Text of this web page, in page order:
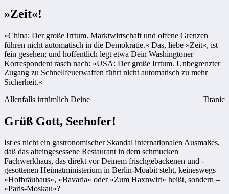
»Zeit«!
»China: Der große Irrtum. Marktwirtschaft und offene Grenzen
führen nicht automatisch in die Demokratie.« Das, liebe »Zeit«, ist
fein gesehen; und hoffentlich legt etwa Dein Washingtoner
Korrespondent rasch nach: »USA: Der große Irrtum. Unbegrenzter
Zugang zu Schnellfeuerwaffen führt nicht automatisch zu mehr
Sicherheit.«
Allenfalls irrtümlich Deine
Titanic
Grüß Gott, Seehofer!
Ist es nicht ein gastronomischer Skandal internationalen Ausmaßes,
daß das alteingesessene Restaurant in dem schmucken
Fachwerkhaus, das direkt vor Deinem frischgebackenen und -
gesottenen Heimatministerium in Berlin-Moabit steht, keineswegs
»Hofbräuhaus«, »Bavaria« oder »Zum Haxnwirt« heißt, sondern –
»Paris-Moskau«?